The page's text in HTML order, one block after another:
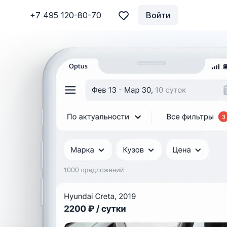
+7 495 120-80-70 Войти